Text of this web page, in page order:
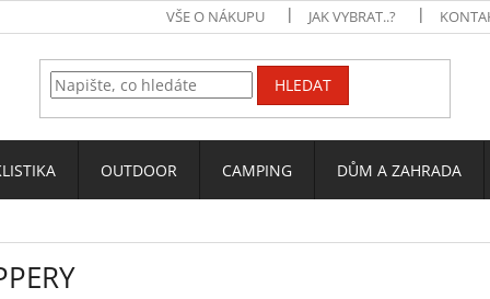
VŠE O NÁKUPU JAK VYBRAT..?
HLEDAT
OUTDOOR CAMPING DŮM A ZAHRADA